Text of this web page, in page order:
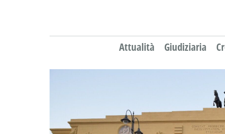
Attualità Giudiziaria